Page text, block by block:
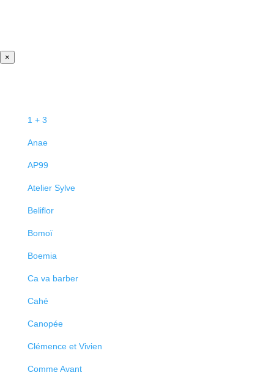
×
1 + 3
Anae
AP99
Atelier Sylve
Beliflor
Bomoï
Boemia
Ca va barber
Cahé
Canopée
Clémence et Vivien
Comme Avant